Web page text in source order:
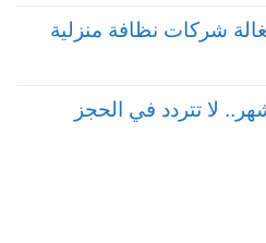
شركات نظافة منزلية
لا تتردد في الحجز